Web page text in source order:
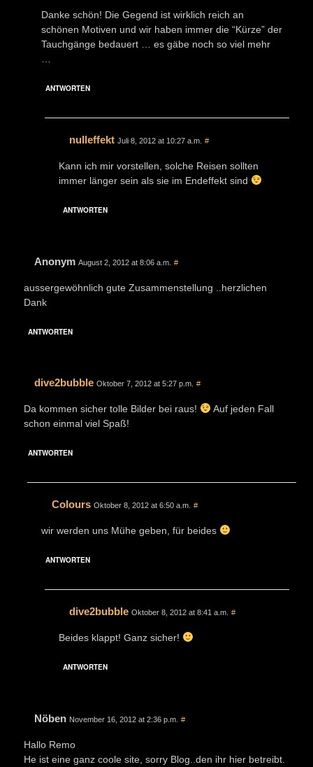
Danke schön! Die Gegend ist wirklich reich an
schönen Motiven und wir haben immer die “Kürze” der
Tauchgänge bedauert … es gäbe noch so viel mehr
ANTWORTEN
nulleffekt Juli 8, 2012 at 10:27 a.m. #
Kann ich mir vorstellen, solche Reisen sollten
immer länger sein als sie im Endeffekt sind
ANTWORTEN
Anonym August 2, 2012 at 8:06 a.m. #
aussergewöhnlich gute Zusammenstellung ..herzlichen
Dank
ANTWORTEN
dive2bubble Oktober 7, 2012 at 5:27 p.m. #
Da kommen sicher tolle Bilder bei raus!
Auf jeden Fall
schon einmal viel Spaß!
ANTWORTEN
Colours Oktober 8, 2012 at 6:50 a.m. #
wir werden uns Mühe geben, für beides
ANTWORTEN
dive2bubble Oktober 8, 2012 at 8:41 a.m. #
Beides klappt! Ganz sicher!
ANTWORTEN
Nöben November 16, 2012 at 2:36 p.m. #
Hallo Remo
He ist eine ganz coole site, sorry Blog..den ihr hier betreibt.